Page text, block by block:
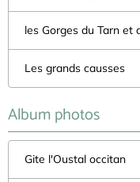
les Gorges du Tarn et
Les grands causses
Album photos
Gite l'Oustal occitan